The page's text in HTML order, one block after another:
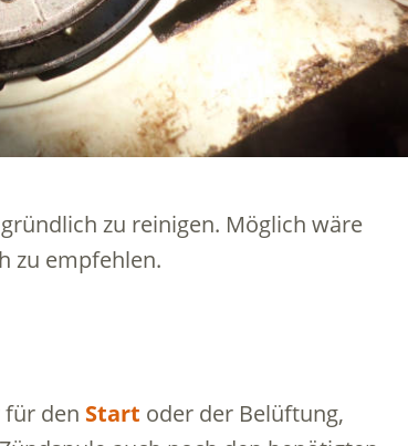
zu reinigen. Möglich wäre
zu empfehlen.
für den Start oder der Belüftung,